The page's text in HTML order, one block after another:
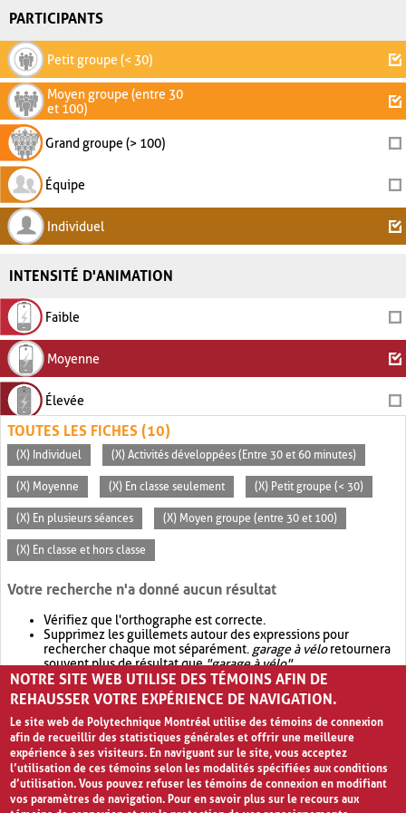
PARTICIPANTS
Petit groupe (< 30)
Moyen groupe (entre 30
et 100)
Grand groupe (> 100)
Équipe
Individuel
INTENSITÉ D'ANIMATION
Faible
Moyenne
Élevée
TOUTES LES FICHES (10)
(X) Individuel (X) Activités développées (Entre 30 et 60 minutes)
(X) Moyenne (X) En classe seulement (X) Petit groupe (< 30)
(X) En plusieurs séances (X) Moyen groupe (entre 30 et 100)
(X) En classe et hors classe
Votre recherche n'a donné aucun résultat
Vérifiez que l'orthographe est correcte.
Supprimez les guillemets autour des expressions pour
rechercher chaque mot séparément. garage à véloretournera
souvent plus de résultat que"garage à vélo".
Envisagez d'élargir votre recherche avec OR.garage OR vélo
retournera souvent plus de résultat quegarage à vélo
NOTRE SITE WEB UTILISE DES TÉMOINS AFIN DE
REHAUSSER VOTRE EXPÉRIENCE DE NAVIGATION.
Le site web de Polytechnique Montréal utilise des témoins de connexion
afin de recueillir des statistiques générales et offrir une meilleure
expérience à ses visiteurs. En naviguant sur le site, vous acceptez
l’utilisation de ces témoins selon les modalités spécifiées aux conditions
d’utilisation. Vous pouvez refuser les témoins de connexion en modifiant
vos paramètres de navigation. Pour en savoir plus sur le recours aux